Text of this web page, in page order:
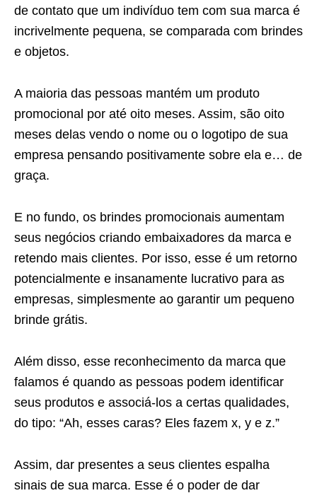
de contato que um indivíduo tem com sua marca é
incrivelmente pequena, se comparada com brindes
e objetos.
A maioria das pessoas mantém um produto
promocional por até oito meses. Assim, são oito
meses delas vendo o nome ou o logotipo de sua
empresa pensando positivamente sobre ela e… de
graça.
E no fundo, os brindes promocionais aumentam
seus negócios criando embaixadores da marca e
retendo mais clientes. Por isso, esse é um retorno
potencialmente e insanamente lucrativo para as
empresas, simplesmente ao garantir um pequeno
brinde grátis.
Além disso, esse reconhecimento da marca que
falamos é quando as pessoas podem identificar
seus produtos e associá-los a certas qualidades,
do tipo: “Ah, esses caras? Eles fazem x, y e z.”
Assim, dar presentes a seus clientes espalha
sinais de sua marca. Esse é o poder de dar